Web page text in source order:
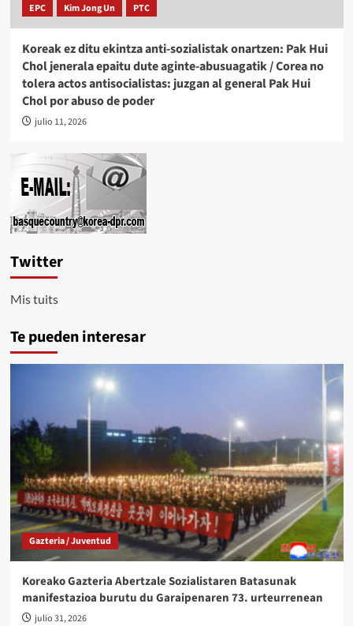
EPC Kim Jong Un PTC
Koreak ez ditu ekintza anti-sozialistak onartzen: Pak Hui
Chol jenerala epaitu dute aginte-abusuagatik / Corea no
tolera actos antisocialistas: juzgan al general Pak Hui
Chol por abuso de poder
julio 11, 2026
Twitter
Mis tuits
Te pueden interesar
Gazteria / Juventud
Koreako Gazteria Abertzale Sozialistaren Batasunak
manifestazioa burutu du Garaipenaren 73. urteurrenean
julio 31, 2026